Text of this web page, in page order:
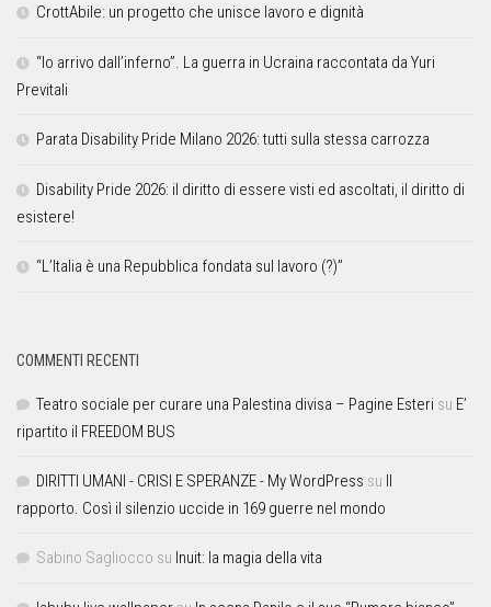
CrottAbile: un progetto che unisce lavoro e dignità
“Io arrivo dall’inferno”. La guerra in Ucraina raccontata da Yuri
Previtali
Parata Disability Pride Milano 2026: tutti sulla stessa carrozza
Disability Pride 2026: il diritto di essere visti ed ascoltati, il diritto di
esistere!
“L’Italia è una Repubblica fondata sul lavoro (?)”
COMMENTI RECENTI
Teatro sociale per curare una Palestina divisa – Pagine Esteri su E’
ripartito il FREEDOM BUS
DIRITTI UMANI - CRISI E SPERANZE - My WordPress su Il
rapporto. Così il silenzio uccide in 169 guerre nel mondo
Sabino Sagliocco su Inuit: la magia della vita